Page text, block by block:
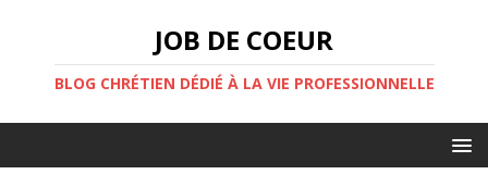
JOB DE COEUR
BLOG CHRÉTIEN DÉDIÉ À LA VIE PROFESSIONNELLE